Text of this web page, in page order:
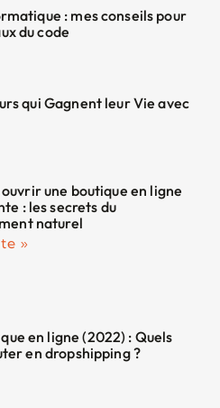
: mes conseils pour
du code
qui Gagnent leur Vie avec
une boutique en ligne
: les secrets du
naturel
»
en ligne (2022) : Quels
en dropshipping ?